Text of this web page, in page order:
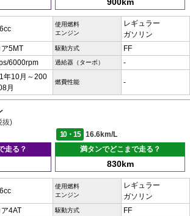
900km
使用燃料
エンジン
レギュラー
ガソリン
ア5MT 駆動方式 FF
6000rpm 過給器（ターボ） -
年10月～200
月
燃費性能 -
抜)
10・15
16.6km/L
走る？
満タンでどこまで走る？
830km
使用燃料
エンジン
レギュラー
ガソリン
4AT 駆動方式 FF